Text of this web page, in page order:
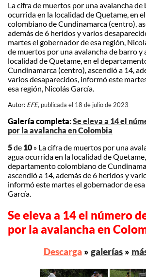
La cifra de muertos por una avalancha de
ocurrida en la localidad de Quetame, en
colombiano de Cundinamarca (centro),
además de 6 heridos y varios
martes el gobernador de esa región,
de muertos por una avalancha de barro y
localidad de Quetame, en el
Cundinamarca (centro), ascendió a 14,
varios desaparecidos, informó este
esa región, Nicolás García.
Autor: EFE, publicada el 18 de julio de 2023
Galería completa:Se eleva a 14 el
por la avalancha en Colombia
5de 10 » La cifra de muertos por una
agua ocurrida en la localidad de
departamento colombiano de
ascendió a 14, además de 6 heridos y
informó este martes el gobernador de
García.
Se eleva a 14 el número
por la avalancha en
Descarga» galerías»